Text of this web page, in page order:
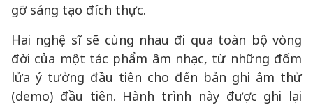
gỡ sáng tạo đích thực.
Hai nghệ sĩ sẽ cùng nhau đi qua toàn bộ vòng
đời của một tác phẩm âm nhạc, từ những đốm
lửa ý tưởng đầu tiên cho đến bản ghi âm thử
(demo) đầu tiên. Hành trình này được ghi lại